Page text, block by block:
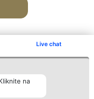
Live chat
na
Kontakt
Kontakt